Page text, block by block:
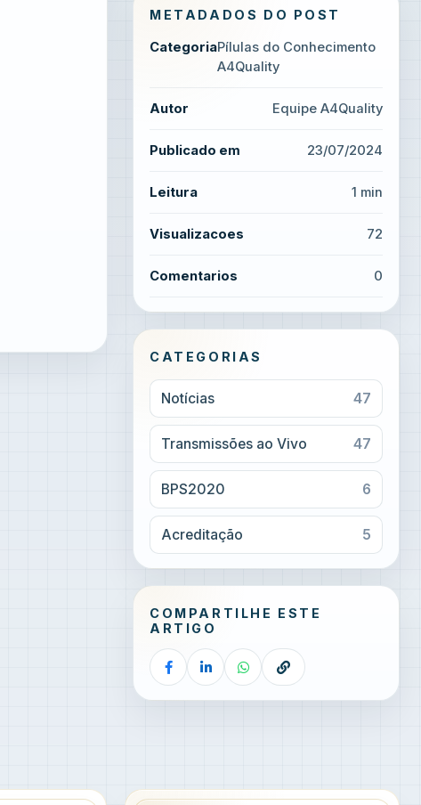
METADADOS DO POST
CategoriaPílulas do Conhecimento
A4Quality
Autor Equipe A4Quality
Publicado em 23/07/2024
Leitura 1 min
Visualizacoes 72
Comentarios 0
CATEGORIAS
Notícias 47
Transmissões ao Vivo 47
BPS2020 6
Acreditação 5
COMPARTILHE ESTE
ARTIGO